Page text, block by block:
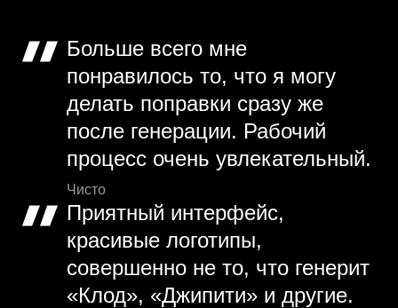
Больше всего мне
понравилось то, что я могу
делать поправки сразу же
после генерации. Рабочий
процесс очень увлекательный.
Чисто
Приятный интерфейс,
красивые логотипы,
совершенно не то, что генерит
«Клод», «Джипити» и другие.